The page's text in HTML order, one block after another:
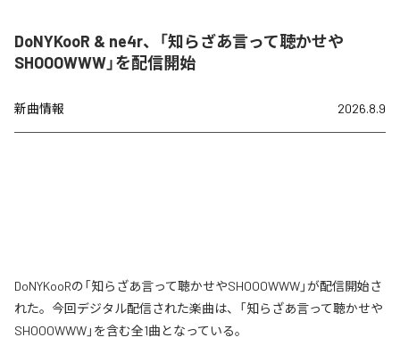
DoNYKooR & ne4r、「知らざあ言って聴かせや
SHOOOWWW」を配信開始
新曲情報 2026.8.9
DoNYKooRの「知らざあ言って聴かせやSHOOOWWW」が配信開始さ
れた。今回デジタル配信された楽曲は、「知らざあ言って聴かせや
SHOOOWWW」を含む全1曲となっている。